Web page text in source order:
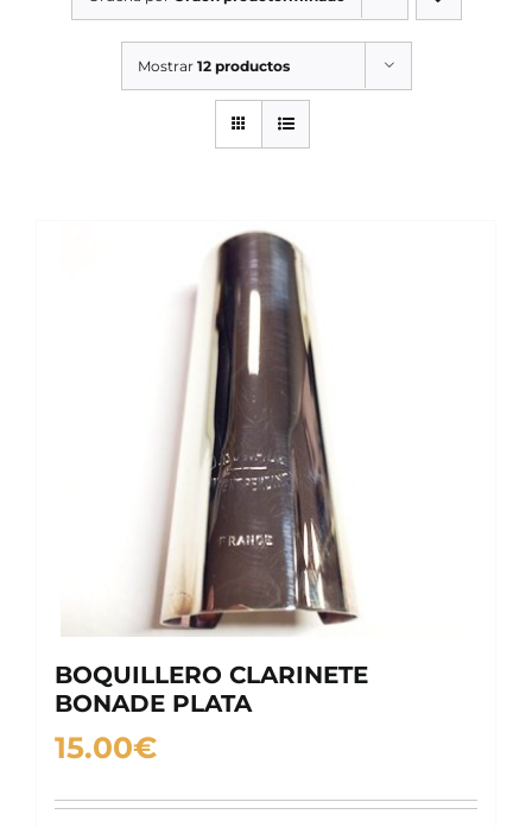
SERVICIOS TALLER
SERVICIOS TALLER
Mostrar 12 productos
BOQUILLERO CLARINETE
BONADE PLATA
15.00€